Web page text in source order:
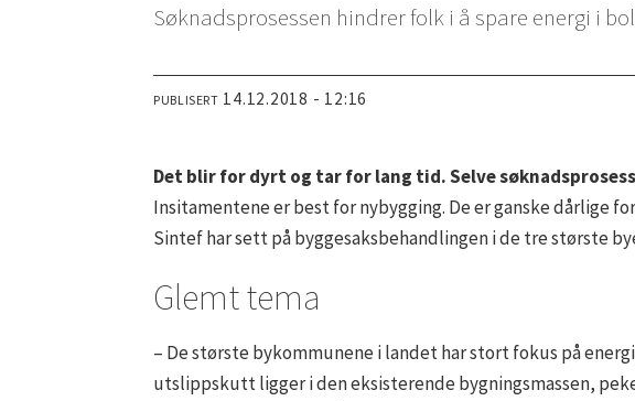
Søknadsprosessen hindrer folk i å spare energi i
PUBLISERT 14.12.2018 - 12:16
Det blir for dyrt og tar for lang tid. Selve
Insitamentene er best for nybygging. De er ganske dårlige
Sintef har sett på byggesaksbehandlingen i de tre største
Glemt tema
– De største bykommunene i landet har stort fokus på
utslippskutt ligger i den eksisterende bygningsmassen,